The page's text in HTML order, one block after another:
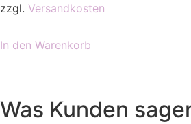
zzgl. Versandkosten
In den Warenkorb
Was Kunden